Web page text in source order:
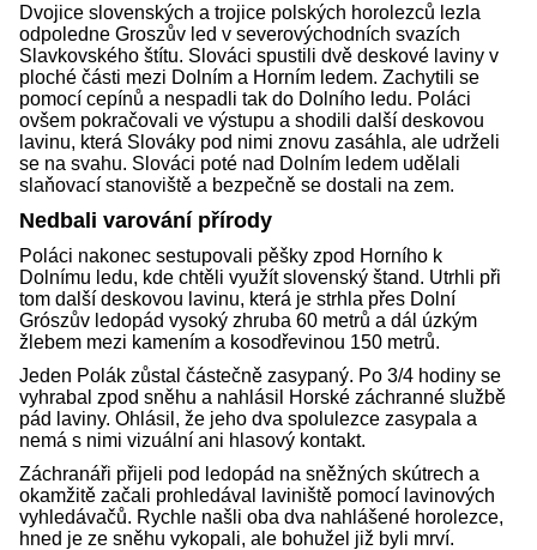
Dvojice slovenských a trojice polských horolezců lezla
odpoledne Groszův led v severovýchodních svazích
Slavkovského štítu. Slováci spustili dvě deskové laviny v
ploché části mezi Dolním a Horním ledem. Zachytili se
pomocí cepínů a nespadli tak do Dolního ledu. Poláci
ovšem pokračovali ve výstupu a shodili další deskovou
lavinu, která Slováky pod nimi znovu zasáhla, ale udrželi
se na svahu. Slováci poté nad Dolním ledem udělali
slaňovací stanoviště a bezpečně se dostali na zem.
Nedbali varování přírody
Poláci nakonec sestupovali pěšky zpod Horního k
Dolnímu ledu, kde chtěli využít slovenský štand. Utrhli při
tom další deskovou lavinu, která je strhla přes Dolní
Grószův ledopád vysoký zhruba 60 metrů a dál úzkým
žlebem mezi kamením a kosodřevinou 150 metrů.
Jeden Polák zůstal částečně zasypaný. Po 3/4 hodiny se
vyhrabal zpod sněhu a nahlásil Horské záchranné službě
pád laviny. Ohlásil, že jeho dva spolulezce zasypala a
nemá s nimi vizuální ani hlasový kontakt.
Záchranáři přijeli pod ledopád na sněžných skútrech a
okamžitě začali prohledával laviniště pomocí lavinových
vyhledávačů. Rychle našli oba dva nahlášené horolezce,
hned je ze sněhu vykopali, ale bohužel již byli mrví.